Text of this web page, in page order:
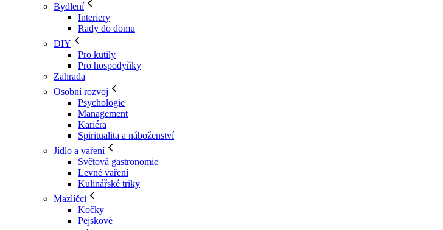
Bydlení
Interiery
Rady do domu
DIY
Pro kutily
Pro hospodyňky
Zahrada
Osobní rozvoj
Psychologie
Management
Kariéra
Spiritualita a náboženství
Jídlo a vaření
Světová gastronomie
Levné vaření
Kulinářské triky
Mazlíčci
Kočky
Pejskové